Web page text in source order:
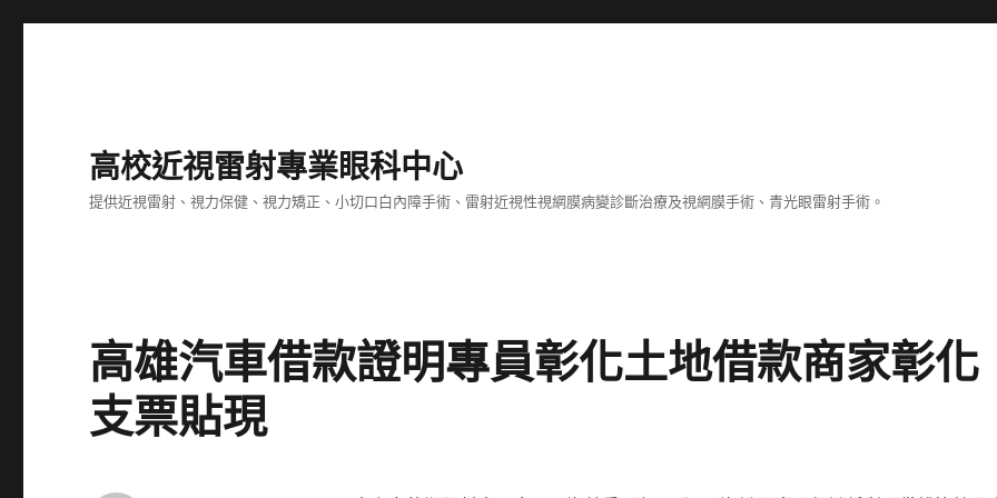
高校近視雷射專業眼科中心
提供近視雷射、視力保健、視力矯正、小切口白內障手術、雷射近視性視網膜病變診斷治療及視網膜手術、青光眼雷射手術。
高雄汽車借款證明專員彰化土地借款商家彰化
支票貼現